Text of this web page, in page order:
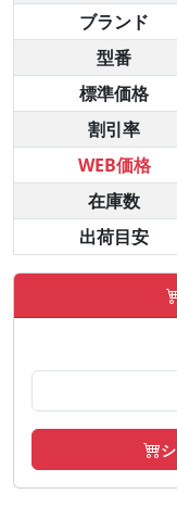
ブランド
型番
標準価格
割引率
WEB価格
在庫数
出荷目安